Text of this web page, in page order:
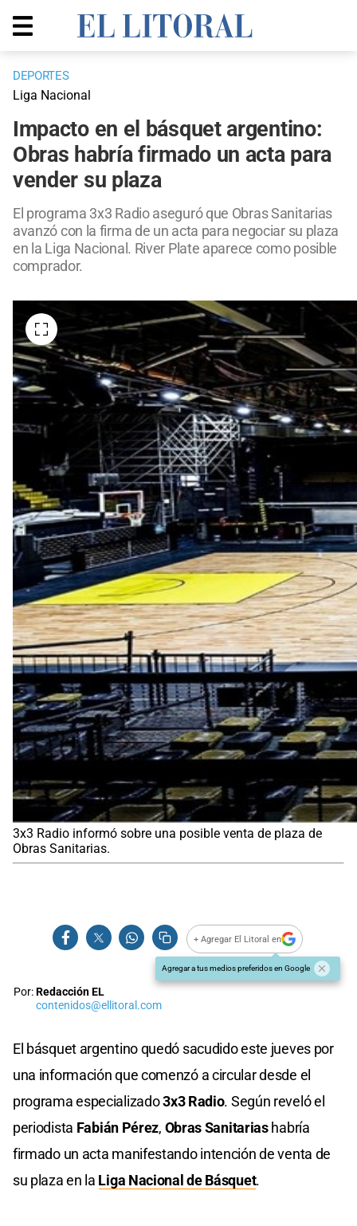
DEPORTES
Liga Nacional
Impacto en el básquet argentino:
Obras habría firmado un acta para
vender su plaza
El programa 3x3 Radio aseguró que Obras Sanitarias
avanzó con la firma de un acta para negociar su plaza
en la Liga Nacional. River Plate aparece como posible
comprador.
3x3 Radio informó sobre una posible venta de plaza de
Obras Sanitarias.
+ Agregar El Litoral en
Agregar a tus medios preferidos en Google
Por:Redacción EL
contenidos@ellitoral.com
El básquet argentino quedó sacudido este jueves por
una información que comenzó a circular desde el
programa especializado3x3 Radio. Según reveló el
periodista Fabián Pérez, Obras Sanitariashabría
firmado un acta manifestando intención de venta de
su plaza en la Liga Nacional de Básquet.